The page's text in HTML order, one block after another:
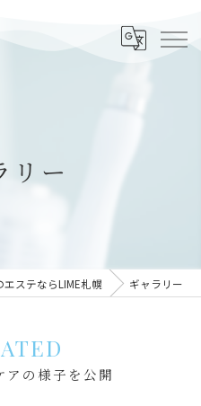
リー
ステならLIME札幌 ギャラリー
アの様子を公開